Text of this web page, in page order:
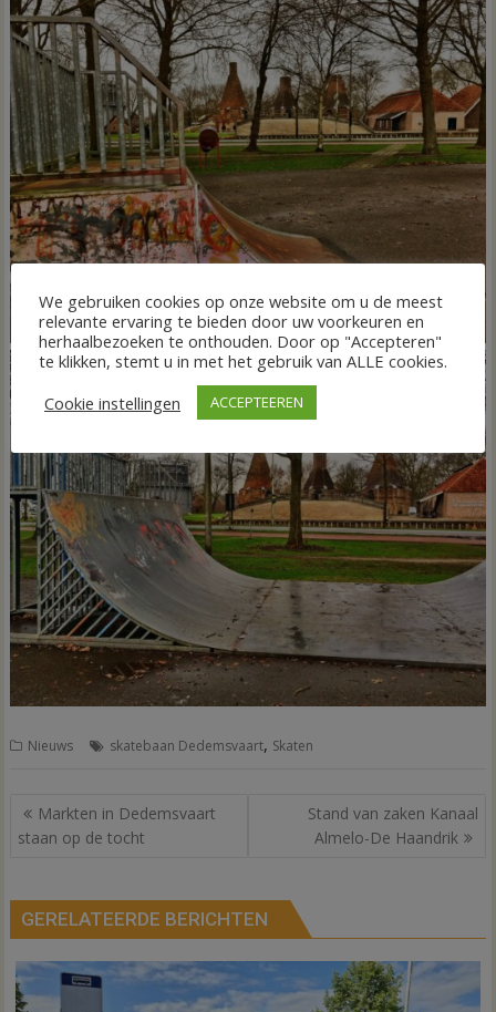
Nieuws skatebaan Dedemsvaart, Skaten
Bericht
navigatie
Markten in Dedemsvaart
staan op de tocht
Stand van zaken Kanaal
Almelo-De Haandrik
GERELATEERDE BERICHTEN
We gebruiken cookies op onze website om u de meest
relevante ervaring te bieden door uw voorkeuren en
herhaalbezoeken te onthouden. Door op "Accepteren"
te klikken, stemt u in met het gebruik van ALLE cookies.
Cookie instellingen
ACCEPTEEREN